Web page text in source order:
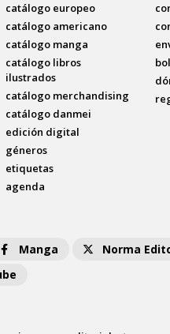
catálogo europeo
catálogo americano
catálogo manga
catálogo libros
ilustrados
catálogo merchandising
catálogo danmei
edición digital
géneros
etiquetas
agenda
Manga
Norma